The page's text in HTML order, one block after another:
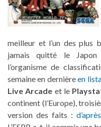
meilleur et l’un des plus
jamais quitté le Japon
l’organisme de
semaine en dernièreen
Live Arcade et le
continent (l’Europe),
version des faits :